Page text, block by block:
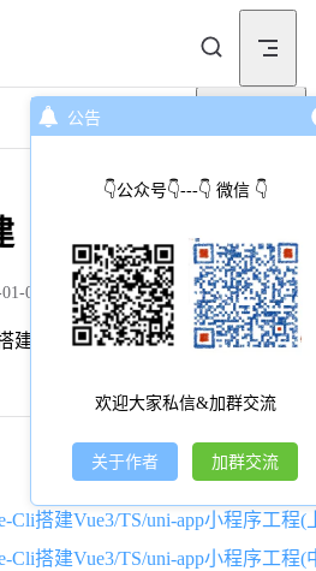
公告
👇公众号👇---👇 微信 👇
欢迎大家私信&加群交流
关于作者 加群交流
02 103 个字 1 分钟
建教程
Cli搭建Vue3/TS/uni-app小程序工程(
Cli搭建Vue3/TS/uni-app小程序工程(